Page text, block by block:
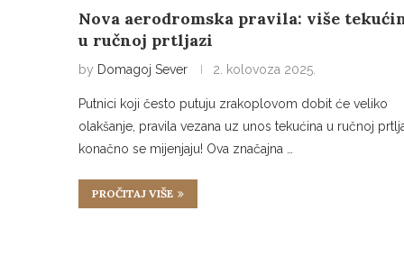
Nova aerodromska pravila: više
u ručnoj prtljazi
by Domagoj Sever 2. kolovoza 2025.
Putnici koji često putuju zrakoplovom dobit će veliko
olakšanje, pravila vezana uz unos tekućina u ručnoj
konačno se mijenjaju! Ova značajna …
PROČITAJ VIŠE